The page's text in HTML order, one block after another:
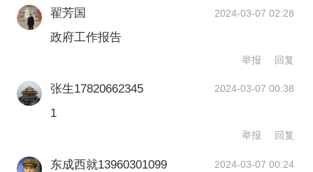
兼任核心技术人员，近3成公司实控人拥
有博士学历，科创板股权激励覆盖率达
文章作者
3. **创新主导**：科技创新在新质生产力中发
挥主导作用，不仅是技术进步的动力，也是经
济社会发展的关键因素。
4. **价值创造**：新质生产力代表了新技术的
的新需求。
5. **动能转换**：新质生产力通过重塑经济结
6. **融合发展**：新质生产力鼓励不同产业之
间的融合，通过跨界合作创造新的增长点。
翟芳国 2024-03-07 02:28
政府工作报告
举报 回复
张生17820662345 2024-03-07 00:38
1
举报 回复
东成西就13960301099 2024-03-07 00:24